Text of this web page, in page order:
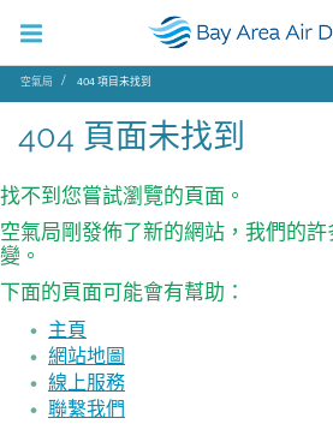
空氣局 404 項目未找到
404 頁面未找到
找不到您嘗試瀏覽的頁面。
空氣局剛發佈了新的網站，我們的
變。
下面的頁面可能會有幫助：
主頁
網站地圖
線上服務
聯繫我們